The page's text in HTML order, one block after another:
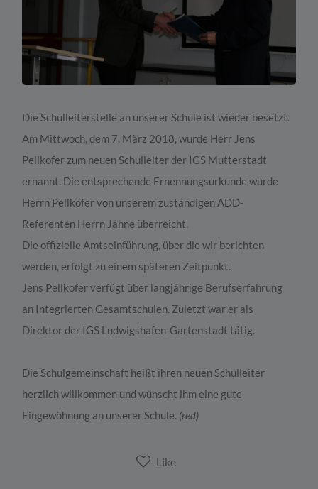
Die Schulleiterstelle an unserer Schule ist wieder besetzt.
Am Mittwoch, dem 7. März 2018, wurde Herr Jens
Pellkofer zum neuen Schulleiter der IGS Mutterstadt
ernannt. Die entsprechende Ernennungsurkunde wurde
Herrn Pellkofer von unserem zuständigen ADD-
Referenten Herrn Jähne überreicht.
Die offizielle Amtseinführung, über die wir berichten
werden, erfolgt zu einem späteren Zeitpunkt.
Jens Pellkofer verfügt über langjährige Berufserfahrung
an Integrierten Gesamtschulen. Zuletzt war er als
Direktor der IGS Ludwigshafen-Gartenstadt tätig.
Die Schulgemeinschaft heißt ihren neuen Schulleiter
herzlich willkommen und wünscht ihm eine gute
Eingewöhnung an unserer Schule. (red)